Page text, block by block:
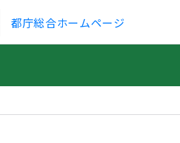
都庁総合ホームページ